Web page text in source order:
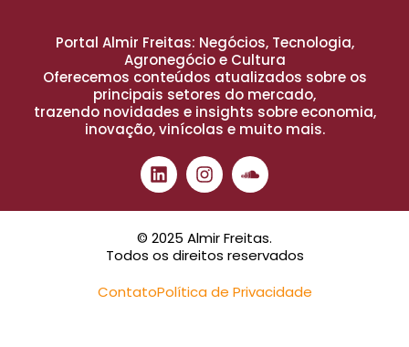
Portal Almir Freitas: Negócios, Tecnologia,
Agronegócio e Cultura
Oferecemos conteúdos atualizados sobre os
principais setores do mercado,
trazendo novidades e insights sobre economia,
inovação, vinícolas e muito mais.
© 2025 Almir Freitas.
Todos os direitos reservados
ContatoPolítica de Privacidade